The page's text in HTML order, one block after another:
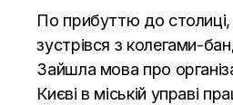
По прибуттю до столиці,
зустрівся з колегами-
Зайшла мова про
Києві в міській управі